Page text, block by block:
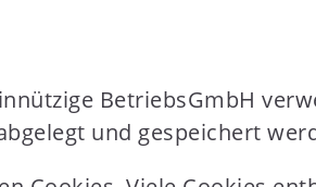
BetriebsGmbH
und gespeichert